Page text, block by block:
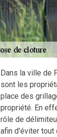
Dans la ville de
sont les
place des
propriété. En
rôle de
afin d'éviter tout